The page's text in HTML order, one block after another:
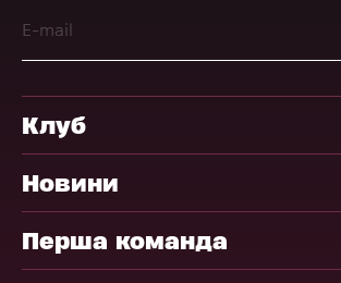
Клуб
Новини
Перша команда